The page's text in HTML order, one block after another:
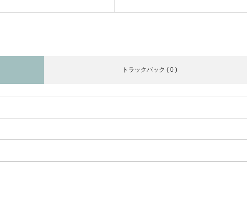
トラックバック ( 0 )